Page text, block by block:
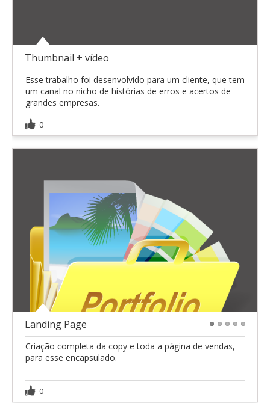
Thumbnail + vídeo
Esse trabalho foi desenvolvido para um cliente, que tem
um canal no nicho de histórias de erros e acertos de
grandes empresas.
0
Landing Page
Criação completa da copy e toda a página de vendas,
para esse encapsulado.
0